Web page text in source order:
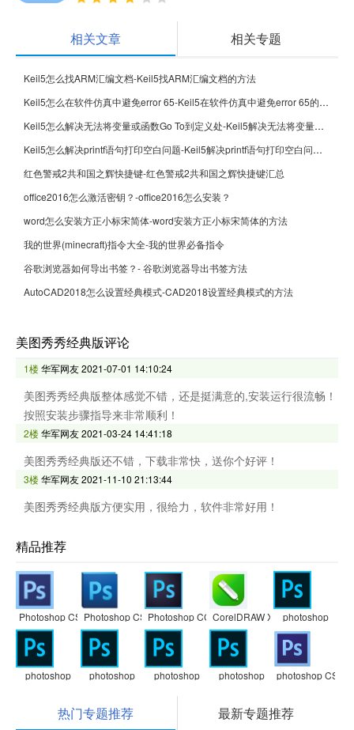
相关文章 相关专题
Keil5怎么找ARM汇编文档-Keil5找ARM汇编文档的方法
Keil5怎么在软件仿真中避免error 65-Keil5在软件仿真中避免error 65的方法
Keil5怎么解决无法将变量或函数Go To到定义处-Keil5解决无法将变量或函数Go To到定义处的方法
Keil5怎么解决printf语句打印空白问题-Keil5解决printf语句打印空白问题的方法
红色警戒2共和国之辉快捷键-红色警戒2共和国之辉快捷键汇总
office2016怎么激活密钥？-office2016怎么安装？
word怎么安装方正小标宋简体-word安装方正小标宋简体的方法
我的世界(minecraft)指令大全-我的世界必备指令
谷歌浏览器如何导出书签？- 谷歌浏览器导出书签方法
AutoCAD2018怎么设置经典模式-CAD2018设置经典模式的方法
美图秀秀经典版评论
1楼华军网友2021-07-01 14:10:24
美图秀秀经典版整体感觉不错，还是挺满意的,安装运行很流畅！
按照安装步骤指导来非常顺利！
2楼华军网友2021-03-24 14:41:18
美图秀秀经典版还不错，下载非常快，送你个好评！
3楼华军网友2021-11-10 21:13:44
美图秀秀经典版方便实用，很给力，软件非常好用！
精品推荐
Photoshop CS6Photoshop CS5Photoshop CC CorelDRAW X7 photoshop
photoshop photoshop photoshop photoshop photoshop CS3
热门专题推荐 最新专题推荐